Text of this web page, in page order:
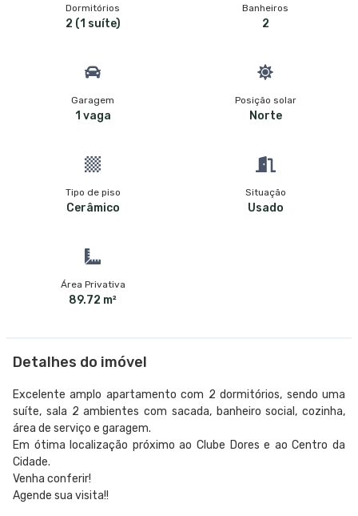
Dormitórios
2 (1 suíte)
Banheiros
2
Garagem
1 vaga
Posição solar
Norte
Tipo de piso
Cerâmico
Situação
Usado
Área Privativa
89.72 m²
Detalhes do imóvel
Excelente amplo apartamento com 2 dormitórios, sendo uma
suíte, sala 2 ambientes com sacada, banheiro social, cozinha,
área de serviço e garagem.
Em ótima localização próximo ao Clube Dores e ao Centro da
Cidade.
Venha conferir!
Agende sua visita!!